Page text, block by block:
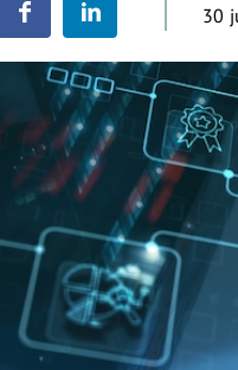
30